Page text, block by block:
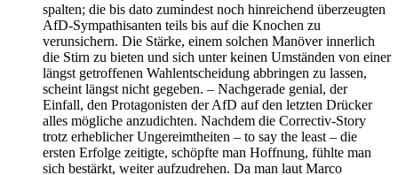
spalten; die bis dato zumindest noch hinreichend überzeugten
AfD-Sympathisanten teils bis auf die Knochen zu
verunsichern. Die Stärke, einem solchen Manöver innerlich
die Stirn zu bieten und sich unter keinen Umständen von einer
längst getroffenen Wahlentscheidung abbringen zu lassen,
scheint längst nicht gegeben. – Nachgerade genial, der
Einfall, den Protagonisten der AfD auf den letzten Drücker
alles mögliche anzudichten. Nachdem die Correctiv-Story
trotz erheblicher Ungereimtheiten – to say the least – die
ersten Erfolge zeitigte, schöpfte man Hoffnung, fühlte man
sich bestärkt, weiter aufzudrehen. Da man laut Marco